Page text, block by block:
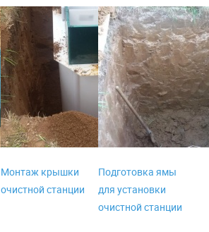
Монтаж крышки
очистной станции
Подготовка ямы
для установки
очистной станции